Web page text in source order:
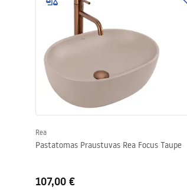
Rea
Pastatomas Praustuvas Rea Focus Taupe
107,00 €